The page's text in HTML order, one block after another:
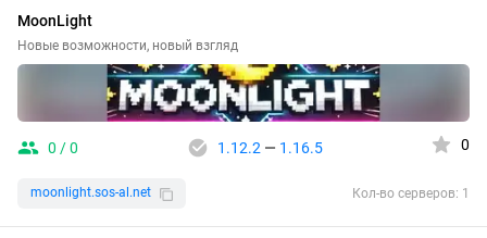
MoonLight
Новые возможности, новый взгляд
0 / 0 1.12.2 — 1.16.5 0
moonlight.sos-al.net Кол-во серверов: 1